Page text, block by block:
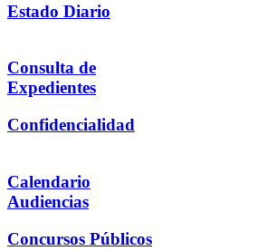
Estado Diario
Consulta de
Expedientes
Confidencialidad
Calendario
Audiencias
Concursos Públicos